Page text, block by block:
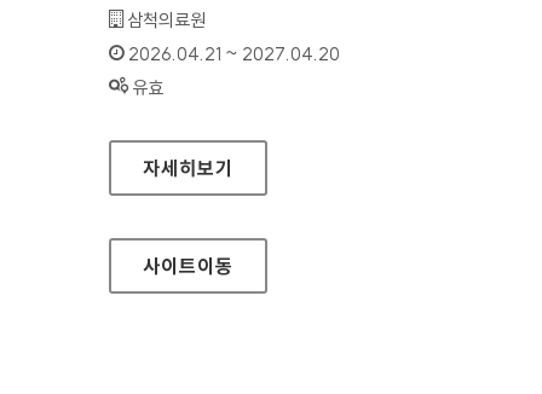
기관명 :
삼척의료원
인증기간 :
2026.04.21 ~ 2027.04.20
상태 :
유효
삼척의료원
자세히보기
사이트이동